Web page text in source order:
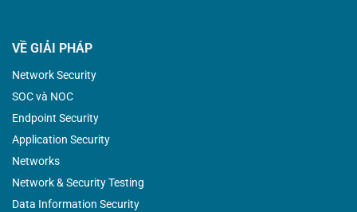
VỀ GIẢI PHÁP
Network Security
SOC và NOC
Endpoint Security
Application Security
Networks
Network & Security Testing
Data Information Security